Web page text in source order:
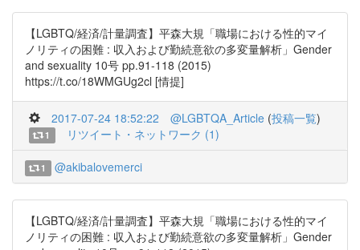
【LGBTQ/経済/計量調査】平森大規「職場における性的マイ
ノリティの困難 : 収入および勤続意欲の多変量解析」Gender
and sexuality 10号 pp.91-118 (2015)
https://t.co/18WMGUg2cl [情提]
2017-07-24 18:52:22 @LGBTQA_Article (投稿一覧)
1 リツイート・ネットワーク (1)
1 @akibalovemerci
【LGBTQ/経済/計量調査】平森大規「職場における性的マイ
ノリティの困難 : 収入および勤続意欲の多変量解析」Gender